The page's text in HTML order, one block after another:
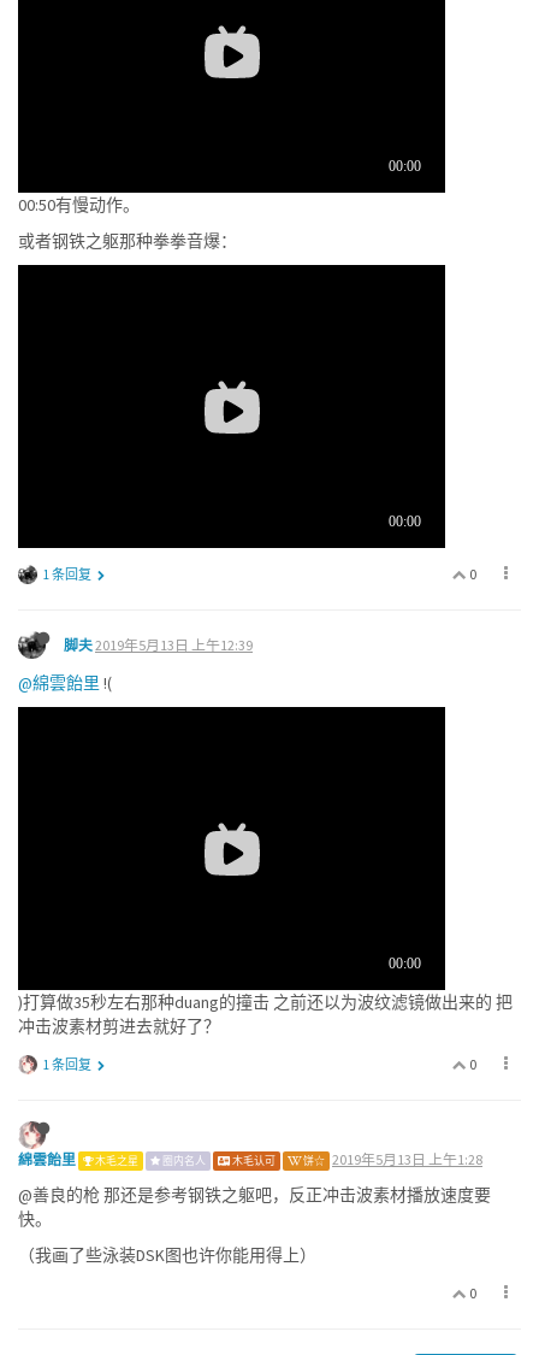
00:50有慢动作。
或者钢铁之躯那种拳拳音爆：
0
1 条回复
脚夫2019年5月13日 上午12:39
@綿雲飴里 !(
)打算做35秒左右那种duang的撞击 之前还以为波纹滤镜做出来的 把
冲击波素材剪进去就好了？
0
1 条回复
綿雲飴里 木毛之星 圈内名人 木毛认可 饼☆ 2019年5月13日 上午1:28
@善良的枪 那还是参考钢铁之躯吧，反正冲击波素材播放速度要
快。
（我画了些泳装DSK图也许你能用得上）
0